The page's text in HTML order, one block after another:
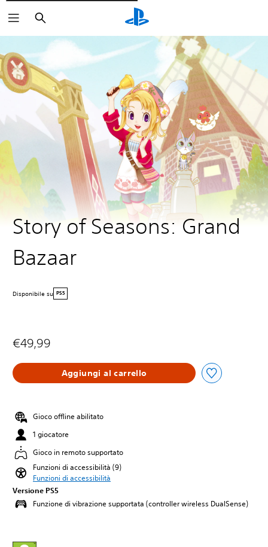
Cerca
Story of Seasons: Grand
Bazaar
Disponibile su PS5
€49,99
Aggiungi al carrello
Gioco offline abilitato
1 giocatore
Gioco in remoto supportato
Funzioni di accessibilità (9)
Funzioni di accessibilità
Versione PS5
Funzione di vibrazione supportata (controller wireless DualSense)